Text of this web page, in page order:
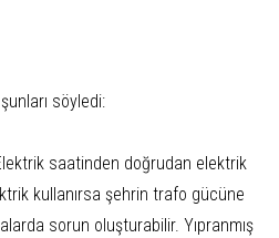
söyledi:
saatinden doğrudan elektrik
kullanırsa şehrin trafo gücüne
sorun oluşturabilir. Yıpranmış